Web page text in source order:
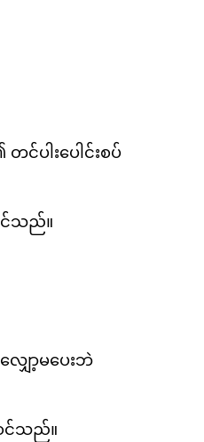
ပါးပေါင်းစပ်
င်သည်။
ော့မပေးဘဲ
င်သည်။